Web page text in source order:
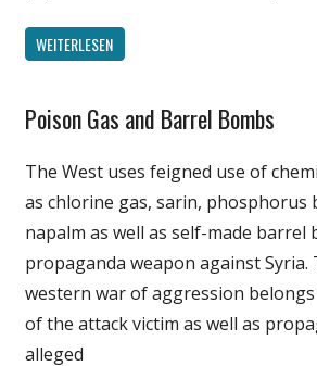
WEITERLESEN
English
Medien
Politik
Wissenschaft
Poison Gas and Barrel Bombs
The West uses feigned use of
as chlorine gas, sarin, phosphorus
napalm as well as self-made barrel
propaganda weapon against Syria.
western war of aggression
of the attack victim as well as
alleged